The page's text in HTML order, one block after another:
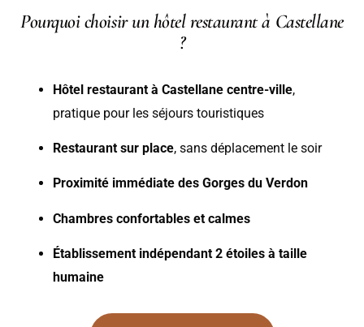
Pourquoi choisir un hôtel restaurant à Castellane
?
Hôtel restaurant à Castellane centre-ville,
pratique pour les séjours touristiques
Restaurant sur place, sans déplacement le soir
Proximité immédiate des Gorges du Verdon
Chambres confortables et calmes
Établissement indépendant 2 étoiles à taille
humaine